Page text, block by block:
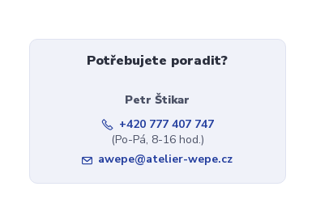
Potřebujete poradit?
Petr Štikar
+420 777 407 747
(Po-Pá, 8-16 hod.)
awepe@atelier-wepe.cz